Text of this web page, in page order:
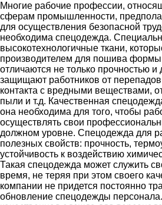
Многие рабочие профессии,
сферам промышленности,
для осуществления безопасной
необходима спецодежда.
высокотехнологичные ткани,
производителем для пошива формы
отличаются не только прочностью и
защищают работников от
контакта с вредными веществами,
пыли и т.д. Качественная
она необходима для того, чтобы
осуществлять свои
должном уровне. Спецодежда для
полезных свойств: прочность,
устойчивость к воздействию
Такая спецодежда может служить
время, не теряя при этом своего
компании не придется постоянно
обновление спецодежды